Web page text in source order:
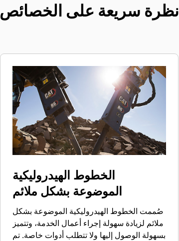
نظرة سريعة على الخصائص
الخطوط الهيدروليكية
الموضوعة بشكل ملائم
صُممت الخطوط الهيدروليكية الموضوعة بشكل
ملائم لزيادة سهولة إجراء أعمال الخدمة، وتتميز
بسهولة الوصول إليها ولا تتطلب أدوات خاصة. تم